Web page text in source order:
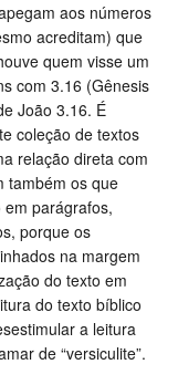
aos números
acreditam) que
quem visse um
com 3.16 (Gênesis
João 3.16. É
coleção de textos
relação direta com
também os que
parágrafos,
porque os
na margem
do texto em
do texto bíblico
a leitura
de “versiculite”.